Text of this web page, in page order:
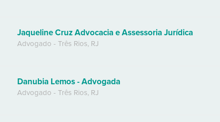
Jaqueline Cruz Advocacia e Assessoria Jurídica
Advogado - Três Rios, RJ
Danubia Lemos - Advogada
Advogado - Três Rios, RJ